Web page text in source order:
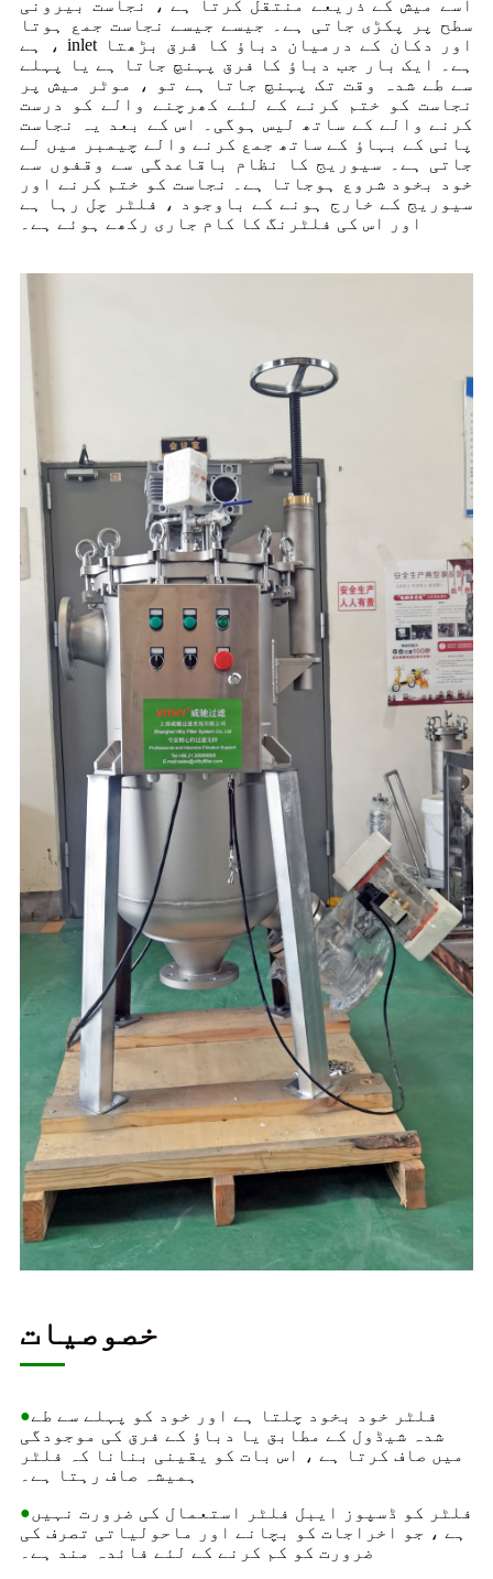
اسے میش کے ذریعے منتقل کرتا ہے ، نجاست بیرونی
سطح پر پکڑی جاتی ہے۔ جیسے جیسے نجاست جمع ہوتا
ہے ، inlet اور دکان کے درمیان دباؤ کا فرق بڑھتا
ہے۔ ایک بار جب دباؤ کا فرق پہنچ جاتا ہے یا پہلے
سے طے شدہ وقت تک پہنچ جاتا ہے تو ، موٹر میش پر
نجاست کو ختم کرنے کے لئے کھرچنے والے کو درست
کرنے والے کے ساتھ لیس ہوگی۔ اس کے بعد یہ نجاست
پانی کے بہاؤ کے ساتھ جمع کرنے والے چیمبر میں لے
جاتی ہے۔ سیوریج کا نظام باقاعدگی سے وقفوں سے
خود بخود شروع ہوجاتا ہے۔ نجاست کو ختم کرنے اور
سیوریج کے خارج ہونے کے باوجود ، فلٹر چل رہا ہے
اور اس کی فلٹرنگ کا کام جاری رکھے ہوئے ہے۔
خصوصیات
●فلٹر خود بخود چلتا ہے اور خود کو پہلے سے طے
شدہ شیڈول کے مطابق یا دباؤ کے فرق کی موجودگی
میں صاف کرتا ہے ، اس بات کو یقینی بنانا کہ فلٹر
ہمیشہ صاف رہتا ہے۔
●فلٹر کو ڈسپوز ایبل فلٹر استعمال کی ضرورت نہیں
ہے ، جو اخراجات کو بچانے اور ماحولیاتی تصرف کی
ضرورت کو کم کرنے کے لئے فائدہ مند ہے۔